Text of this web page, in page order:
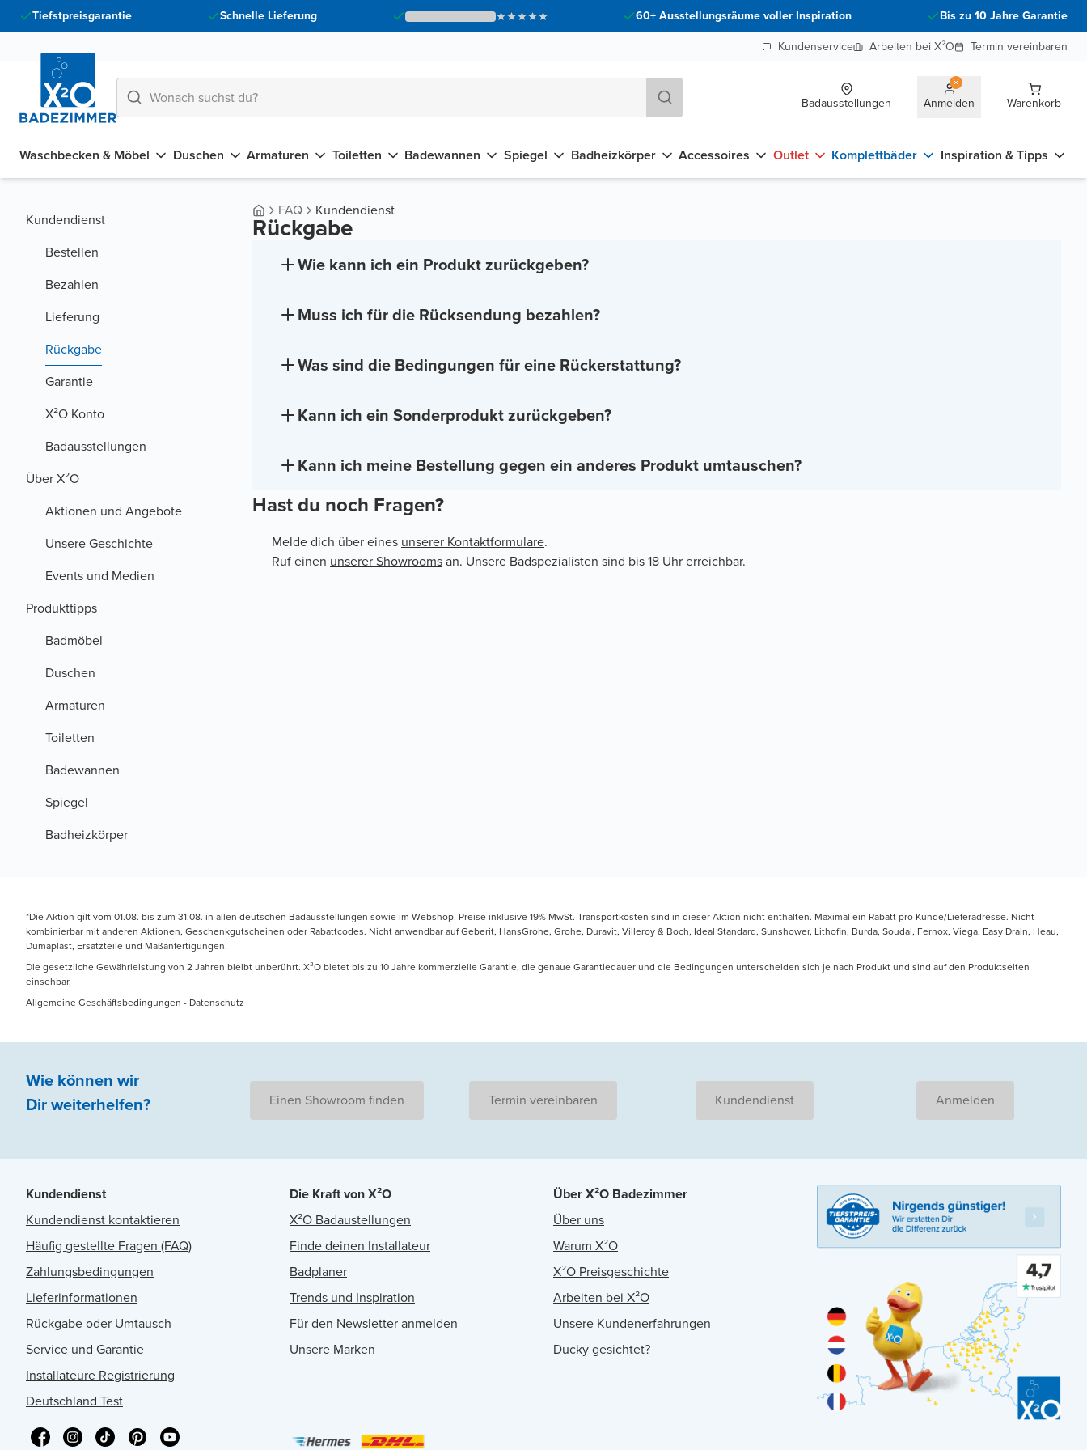
Tiefstpreisgarantie Schnelle Lieferung 60+ Ausstellungsräume voller Inspiration
Bis zu 10 Jahre Garantie
Kundenservice
Arbeiten bei X²O Termin vereinbaren
Badausstellungen Anmelden Warenkorb
Waschbecken & Möbel Duschen Armaturen Toiletten Badewannen Spiegel Badheizkörper Accessoires Outlet Komplettbäder Inspiration & Tipps
Kundendienst
Bestellen
Bezahlen
Lieferung
Rückgabe
Garantie
X²O Konto
Badausstellungen
Über X²O
Aktionen und Angebote
Unsere Geschichte
Events und Medien
Produkttipps
Badmöbel
Duschen
Armaturen
Toiletten
Badewannen
Spiegel
Badheizkörper
FAQ Kundendienst
Rückgabe
Wie kann ich ein Produkt zurückgeben?
Muss ich für die Rücksendung bezahlen?
Was sind die Bedingungen für eine Rückerstattung?
Kann ich ein Sonderprodukt zurückgeben?
Kann ich meine Bestellung gegen ein anderes Produkt umtauschen?
Hast du noch Fragen?
Melde dich über eines unserer Kontaktformulare.
Ruf einen unserer Showroomsan. Unsere Badspezialisten sind bis 18 Uhr erreichbar.
*Die Aktion gilt vom 01.08. bis zum 31.08. in allen deutschen Badausstellungen sowie im Webshop. Preise inklusive 19% MwSt. Transportkosten sind in dieser Aktion nicht enthalten. Maximal ein Rabatt pro Kunde/Lieferadresse. Nicht
kombinierbar mit anderen Aktionen, Geschenkgutscheinen oder Rabattcodes. Nicht anwendbar auf Geberit, HansGrohe, Grohe, Duravit, Villeroy & Boch, Ideal Standard, Sunshower, Lithofin, Burda, Soudal, Fernox, Viega, Easy Drain, Heau,
Dumaplast, Ersatzteile und Maßanfertigungen.
Die gesetzliche Gewährleistung von 2 Jahren bleibt unberührt. X²O bietet bis zu 10 Jahre kommerzielle Garantie, die genaue Garantiedauer und die Bedingungen unterscheiden sich je nach Produkt und sind auf den Produktseiten
einsehbar.
Allgemeine Geschäftsbedingungen - Datenschutz
Wie können wir
Dir weiterhelfen? Einen Showroom finden Termin vereinbaren Kundendienst Anmelden
Kundendienst
Kundendienst kontaktieren
Häufig gestellte Fragen (FAQ)
Zahlungsbedingungen
Lieferinformationen
Rückgabe oder Umtausch
Service und Garantie
Installateure Registrierung
Deutschland Test
Die Kraft von X²O
X²O Badaustellungen
Finde deinen Installateur
Badplaner
Trends und Inspiration
Für den Newsletter anmelden
Unsere Marken
Über X²O Badezimmer
Über uns
Warum X²O
X²O Preisgeschichte
Arbeiten bei X²O
Unsere Kundenerfahrungen
Ducky gesichtet?